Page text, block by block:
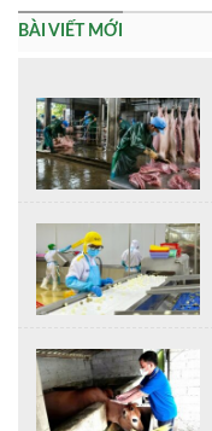
BÀI VIẾT MỚI